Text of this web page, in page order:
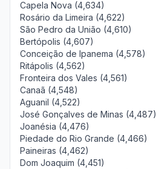
Capela Nova (4,634)
Rosário da Limeira (4,622)
São Pedro da União (4,610)
Bertópolis (4,607)
Conceição de Ipanema (4,578)
Ritápolis (4,562)
Fronteira dos Vales (4,561)
Canaã (4,548)
Aguanil (4,522)
José Gonçalves de Minas (4,487)
Joanésia (4,476)
Piedade do Rio Grande (4,466)
Paineiras (4,462)
Dom Joaquim (4,451)